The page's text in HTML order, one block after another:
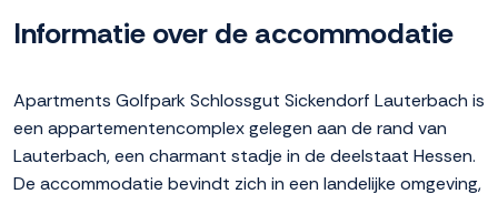
Informatie over de accommodatie
Apartments Golfpark Schlossgut Sickendorf Lauterbach is
een appartementencomplex gelegen aan de rand van
Lauterbach, een charmant stadje in de deelstaat Hessen.
De accommodatie bevindt zich in een landelijke omgeving,